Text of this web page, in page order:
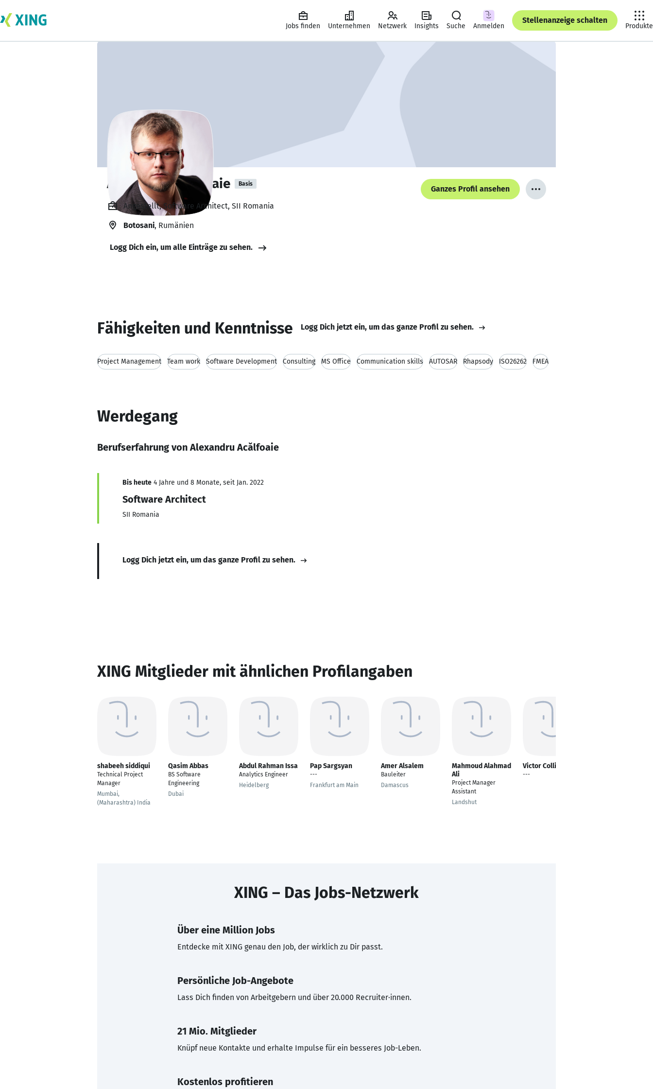
Jobs finden Unternehmen Netzwerk Insights Suche Anmelden
Stellenanzeige schalten
Produkte
Alexandru Acălfoaie Basis
Ganzes Profil ansehen
Angestellt, Software Architect, SII Romania
Botosani, Rumänien
Logg Dich ein, um alle Einträge zu sehen.
Fähigkeiten und Kenntnisse Logg Dich jetzt ein, um das ganze Profil zu sehen.
Project Management Team work Software Development Consulting MS Office Communication skills AUTOSAR Rhapsody ISO26262 FMEA
Werdegang
Berufserfahrung von Alexandru Acălfoaie
Bis heute 4 Jahre und 8 Monate, seit Jan. 2022
Software Architect
SII Romania
Logg Dich jetzt ein, um das ganze Profil zu sehen.
XING Mitglieder mit ähnlichen Profilangaben
shabeeh siddiqui
Technical Project
Manager
Mumbai,
(Maharashtra) India
Qasim Abbas
BS Software
Engineering
Dubai
Abdul Rahman Issa
Analytics Engineer
Heidelberg
Pap Sargsyan
---
Frankfurt am Main
Amer Alsalem
Bauleiter
Damascus
Mahmoud Alahmad
Ali
Project Manager
Assistant
Landshut
Victor Collier
---
XING – Das Jobs-Netzwerk
Über eine Million Jobs
Entdecke mit XING genau den Job, der wirklich zu Dir passt.
Persönliche Job-Angebote
Lass Dich finden von Arbeitgebern und über 20.000 Recruiter·innen.
21 Mio. Mitglieder
Knüpf neue Kontakte und erhalte Impulse für ein besseres Job-Leben.
Kostenlos profitieren